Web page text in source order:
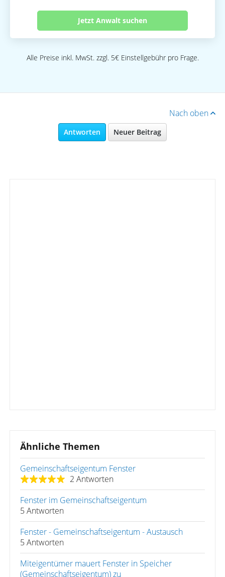
Jetzt Anwalt suchen
Alle Preise inkl. MwSt. zzgl. 5€ Einstellgebühr pro Frage.
Nach oben
Antworten Neuer Beitrag
Ähnliche Themen
Gemeinschaftseigentum Fenster
2 Antworten
Fenster im Gemeinschaftseigentum
5 Antworten
Fenster - Gemeinschaftseigentum - Austausch
5 Antworten
Miteigentümer mauert Fenster in Speicher
(Gemeinschaftseigentum) zu